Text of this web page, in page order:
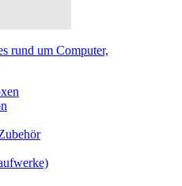
rund um Computer,